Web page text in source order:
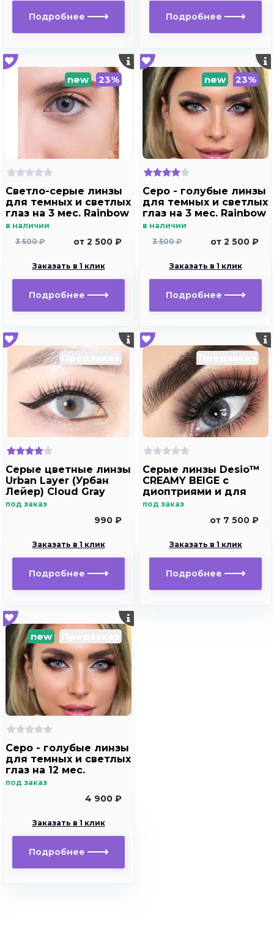
Подробнее Подробнее
new 23%
Светло-серые линзы
для темных и светлых
глаз на 3 мес. Rainbow
Marine Ring gray с
в наличии
3 500 ₽
от 2 500 ₽
Заказать в 1 клик
Подробнее
new 23%
Серо - голубые линзы
для темных и светлых
глаз на 3 мес. Rainbow
Marine Ring Blue с
в наличии
3 500 ₽
от 2 500 ₽
Заказать в 1 клик
Подробнее
Серые цветные линзы
Urban Layer (Урбан
Лейер) Cloud Gray
под заказ
990 ₽
Заказать в 1 клик
Подробнее
Серые линзы Desio™
CREAMY BEIGE с
диоптриями и для
хорошего зрения
под заказ
от 7 500 ₽
Заказать в 1 клик
Подробнее
new
Серо - голубые линзы
для темных и светлых
глаз на 12 мес.
Rainbow Marine Ring
под заказ
4 900 ₽
Заказать в 1 клик
Подробнее